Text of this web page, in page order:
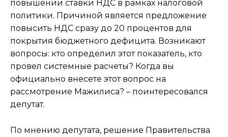
повышении ставки НДС в рамках налоговой
политики. Причиной является предложение
повысить НДС сразу до 20 процентов для
покрытия бюджетного дефицита. Возникают
вопросы: кто определил этот показатель, кто
провел системные расчеты? Когда вы
официально внесете этот вопрос на
рассмотрение Мажилиса? – поинтересовался
депутат.
По мнению депутата, решение Правительства